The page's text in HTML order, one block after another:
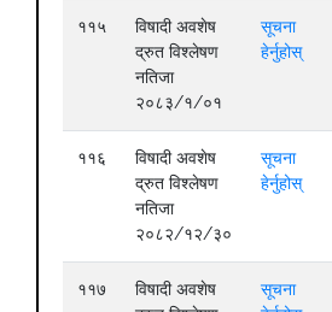
११५
विषादी अवशेष
द्रुत विश्लेषण
नतिजा
२०८३/१/०१
सूचना
हेर्नुहोस्
११६
विषादी अवशेष
द्रुत विश्लेषण
नतिजा
२०८२/१२/३०
सूचना
हेर्नुहोस्
११७
विषादी अवशेष
सूचना